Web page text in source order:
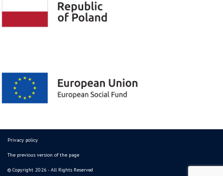
Privacy policy
The previous version of the page
© Copyright 2026 - All Rights Reserved